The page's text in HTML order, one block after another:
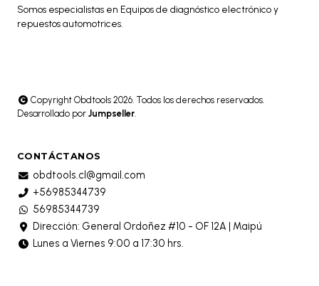
Somos especialistas en Equipos de diagnóstico electrónico y
repuestos automotrices.
Copyright Obdtools 2026. Todos los derechos reservados.
Desarrollado por Jumpseller
CONTÁCTANOS
obdtools.cl@gmail.com
+56985344739
56985344739
Dirección: General Ordoñez #10 - OF 12A | Maipú
Lunes a Viernes 9:00 a 17:30 hrs.